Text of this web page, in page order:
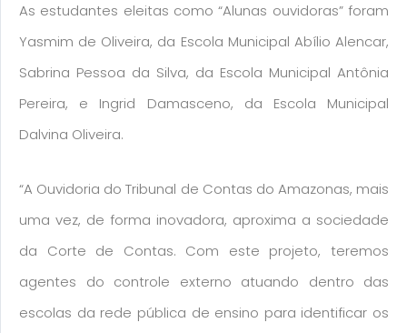
As estudantes eleitas como “Alunas ouvidoras” foram
Yasmim de Oliveira, da Escola Municipal Abílio Alencar,
Sabrina Pessoa da Silva, da Escola Municipal Antônia
Pereira, e Ingrid Damasceno, da Escola Municipal
Dalvina Oliveira.
“A Ouvidoria do Tribunal de Contas do Amazonas, mais
uma vez, de forma inovadora, aproxima a sociedade
da Corte de Contas. Com este projeto, teremos
agentes do controle externo atuando dentro das
escolas da rede pública de ensino para identificar os